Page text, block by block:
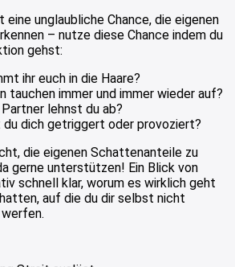
eine unglaubliche Chance, die eigenen
– nutze diese Chance indem du
gehst:
ihr euch in die Haare?
tauchen immer und immer wieder auf?
lehnst du ab?
dich getriggert oder provoziert?
die eigenen Schattenanteile zu
gerne unterstützen! Ein Blick von
schnell klar, worum es wirklich geht
auf die du dir selbst nicht